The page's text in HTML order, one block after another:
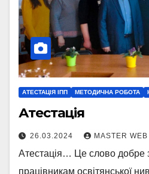
АТЕСТАЦІЯ ІПП МЕТОДИЧНА РОБОТА
Атестація
26.03.2024 MASTER WEB
Атестація… Це слово добре
працівникам освітянської